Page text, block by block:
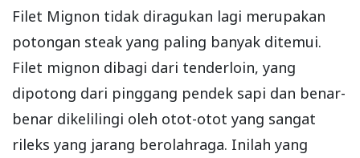
Filet Mignon tidak diragukan lagi merupakan
potongan steak yang paling banyak ditemui.
Filet mignon dibagi dari tenderloin, yang
dipotong dari pinggang pendek sapi dan benar-
benar dikelilingi oleh otot-otot yang sangat
rileks yang jarang berolahraga. Inilah yang